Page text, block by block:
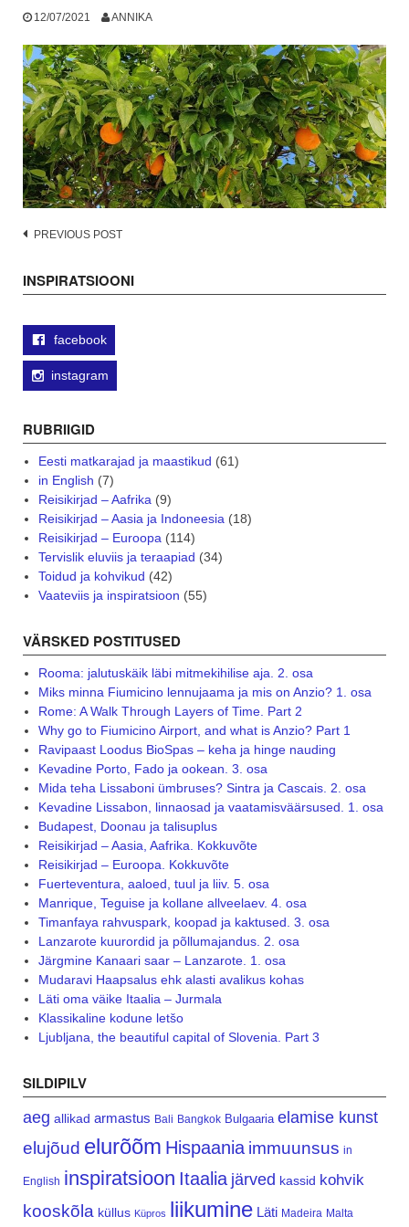
12/07/2021 ANNIKA
Post
PREVIOUS POST
INSPIRATSIOONI
facebook
instagram
RUBRIIGID
Eesti matkarajad ja maastikud (61)
in English (7)
Reisikirjad – Aafrika (9)
Reisikirjad – Aasia ja Indoneesia (18)
Reisikirjad – Euroopa (114)
Tervislik eluviis ja teraapiad (34)
Toidud ja kohvikud (42)
Vaateviis ja inspiratsioon (55)
VÄRSKED POSTITUSED
Rooma: jalutuskäik läbi mitmekihilise aja. 2. osa
Miks minna Fiumicino lennujaama ja mis on Anzio? 1. osa
Rome: A Walk Through Layers of Time. Part 2
Why go to Fiumicino Airport, and what is Anzio? Part 1
Ravipaast Loodus BioSpas – keha ja hinge nauding
Kevadine Porto, Fado ja ookean. 3. osa
Mida teha Lissaboni ümbruses? Sintra ja Cascais. 2. osa
Kevadine Lissabon, linnaosad ja vaatamisväärsused. 1. osa
Budapest, Doonau ja talisuplus
Reisikirjad – Aasia, Aafrika. Kokkuvõte
Reisikirjad – Euroopa. Kokkuvõte
Fuerteventura, aaloed, tuul ja liiv. 5. osa
Manrique, Teguise ja kollane allveelaev. 4. osa
Timanfaya rahvuspark, koopad ja kaktused. 3. osa
Lanzarote kuurordid ja põllumajandus. 2. osa
Järgmine Kanaari saar – Lanzarote. 1. osa
Mudaravi Haapsalus ehk alasti avalikus kohas
Läti oma väike Itaalia – Jurmala
Klassikaline kodune letšo
Ljubljana, the beautiful capital of Slovenia. Part 3
SILDIPILV
aeg allikad armastus Bali Bangkok Bulgaaria elamise kunst
elujõud elurõõm Hispaania immuunsus in
English inspiratsioon Itaalia järved kassid kohvik
kooskõla küllus Küpros liikumine Läti Madeira Malta